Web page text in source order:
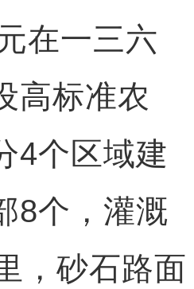
在一三六
高标准农
4个区域建
8个，灌溉
，砂石路面